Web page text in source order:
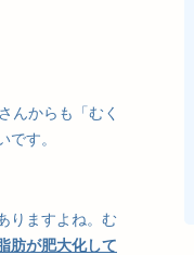
んからも「むく
す。
りますよね。む
肪が肥大化して